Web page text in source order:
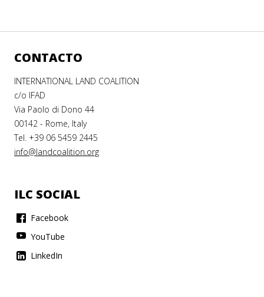
CONTACTO
INTERNATIONAL LAND COALITION
c/o IFAD
Via Paolo di Dono 44
00142 - Rome, Italy
Tel. +39 06 5459 2445
info@landcoalition.org
ILC SOCIAL
Facebook
YouTube
LinkedIn